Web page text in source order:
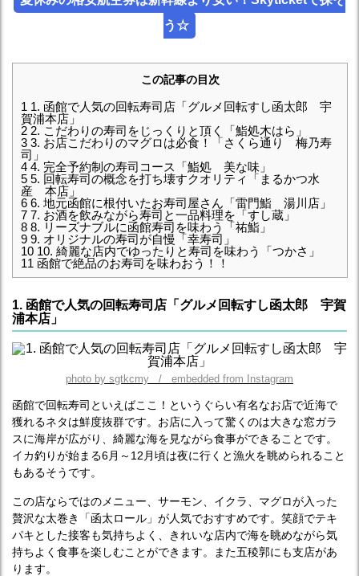
う☆
この記事の目次
1 1. 函館で人気の回転寿司店「グルメ回転すし函太郎 宇
賀浦本店」
2 2. こだわりの寿司をじっくりと頂く「鮨処木はら」
3 3. お店こだわりのマグロは必食！「さくら通り 梅乃寿
司」
4 4. 完全予約制の寿司コース「鮨処 美な味」
5 5. 回転寿司の概念を打ち壊すクオリティ「まるかつ水
産 本店」
6 6. 地元函館に根付いたお寿司屋さん「雷門鮨 湯川店」
7 7. お酒を飲みながら寿司と一品料理を「すし蔵」
8 8. リーズナブルに函館寿司を味わう「祐鮨」
9 9. オリジナルの寿司が自慢「幸寿司」
10 10. 綺麗な店内でゆったりと寿司を味わう「つかさ」
11 函館で絶品のお寿司を味わおう！！
1. 函館で人気の回転寿司店「グルメ回転すし函太郎 宇賀
浦本店」
photo by sgtkcmy / embedded from Instagram
函館で回転寿司といえばここ！というぐらい有名なお店で近海で
獲れるネタは鮮度抜群です。お店に入って驚くのは大きな窓ガラ
スに海岸が広がり、綺麗な海を見ながら食事ができることです。
イカ釣りが始まる6月～12月頃は夜に行くと漁火を眺められること
もあるそうです。
この店ならではのメニュー、サーモン、イクラ、マグロが入った
贅沢な太巻き「函太ロール」が人気でおすすめです。笑顔でテキ
パキとした接客も気持ちよく、きれいな店内で海を眺めながら気
持ちよく食事を楽しむことができます。また五稜郭にも支店があ
ります。